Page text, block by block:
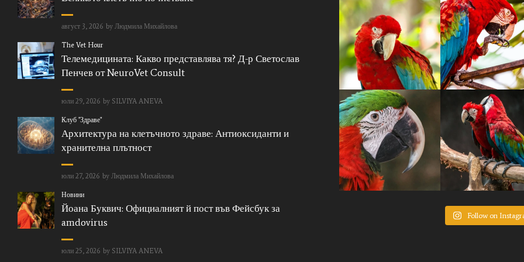
август 3, 2026 by Людмила Михайлова
The Vet Hour
Телемедицината: Какво представлява тя? Д-р Светослав
Пенчев от NeuroVet Consult
юли 29, 2026 by SILVIYA ANEVA
Клуб "Здраве"
Архитектура на клетъчното здраве: Антиоксиданти и
хранителна плътност
юли 27, 2026 by Людмила Михайлова
Новини
Йоана Буквич: Официалният й пост във Фейсбук за
amdovirus
юли 25, 2026 by SILVIYA ANEVA
Follow on